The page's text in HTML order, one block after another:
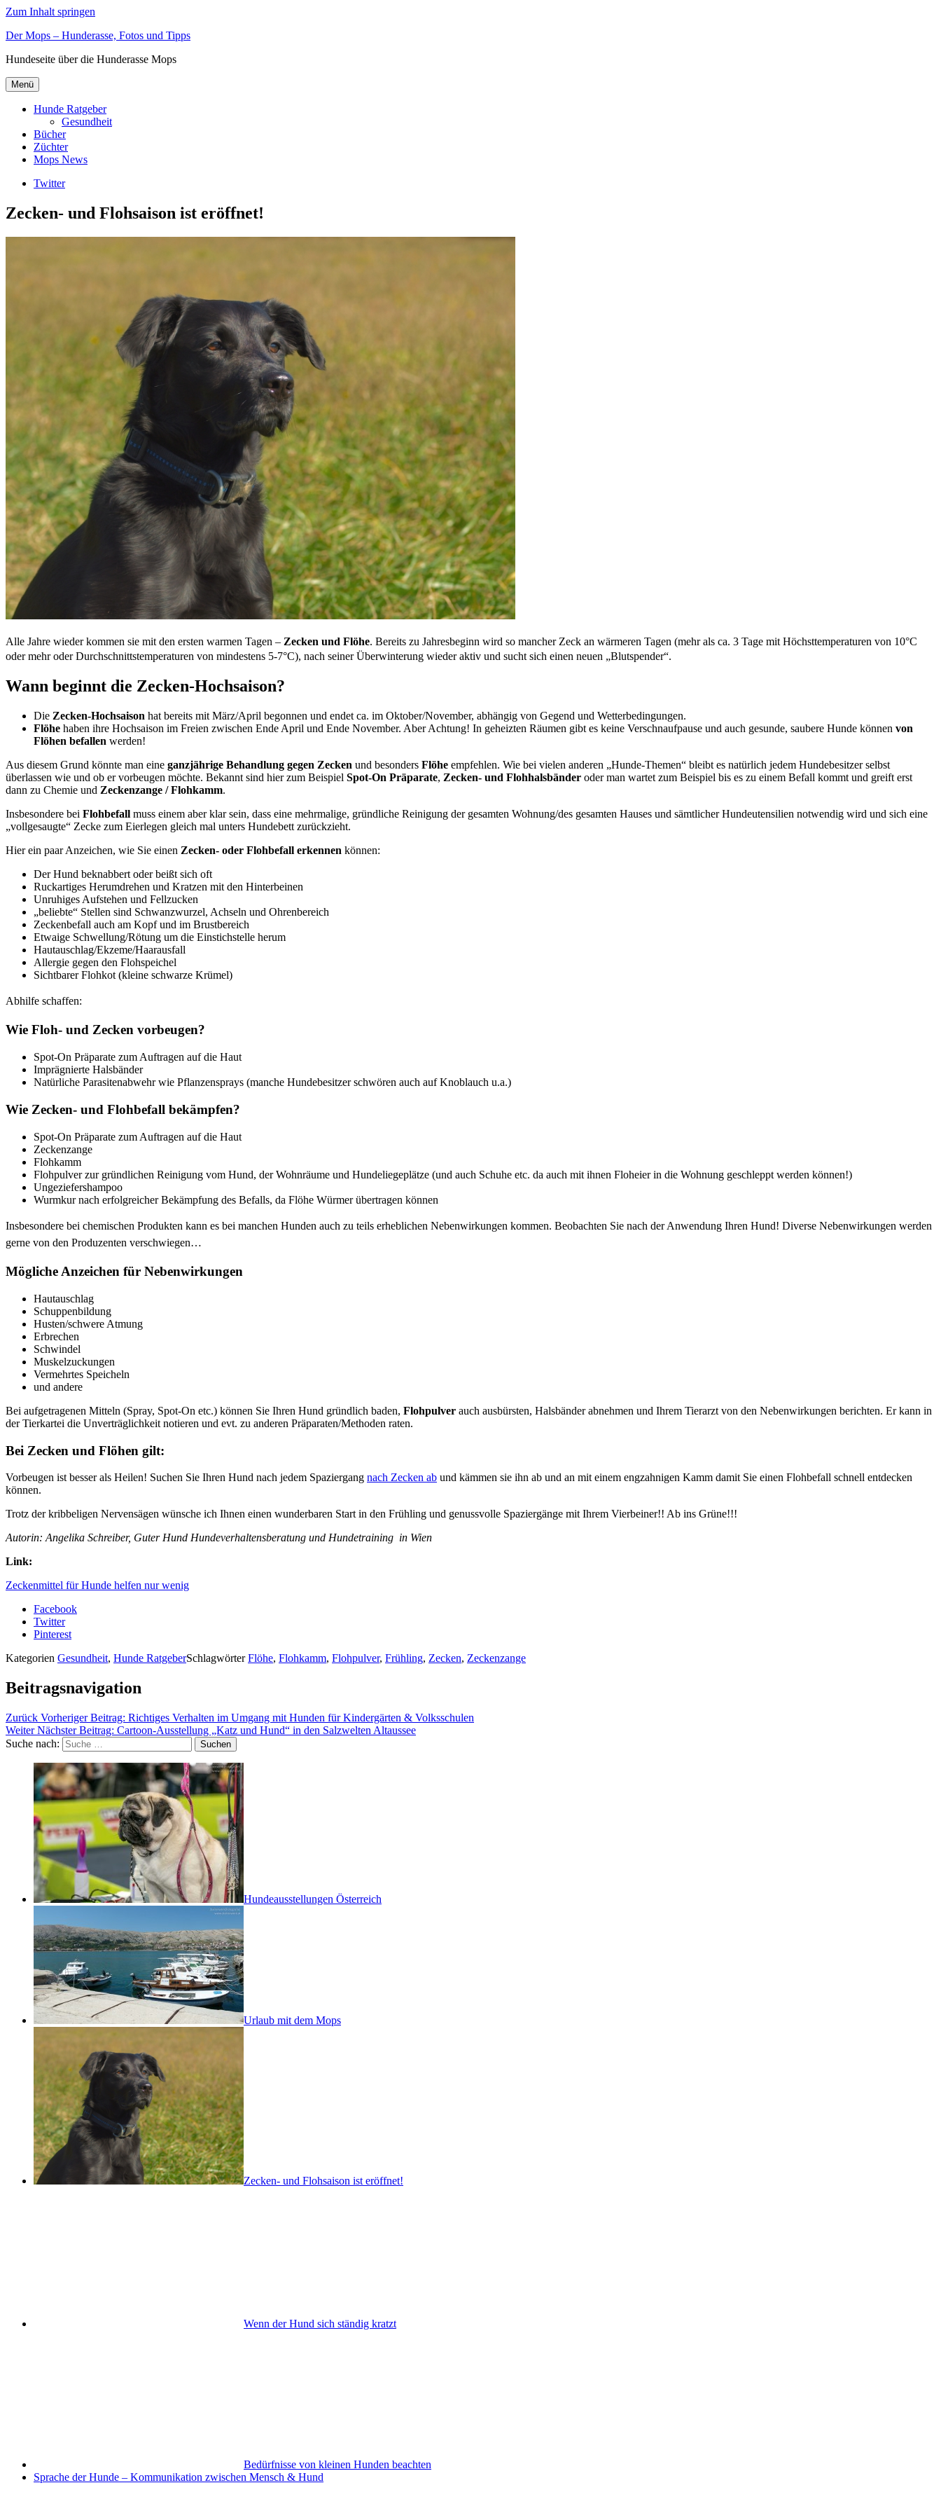
Zum Inhalt springen
Der Mops – Hunderasse, Fotos und Tipps
Hundeseite über die Hunderasse Mops
Menü
Hunde Ratgeber
Gesundheit
Bücher
Züchter
Mops News
Twitter
Zecken- und Flohsaison ist eröffnet!
Alle Jahre wieder kommen sie mit den ersten warmen Tagen – Zecken und Flöhe. Bereits zu Jahresbeginn wird so mancher Zeck an wärmeren Tagen (mehr als ca. 3 Tage mit Höchsttemperaturen von 10°C
oder mehr oder Durchschnittstemperaturen von mindestens 5-7°C), nach seiner Überwinterung wieder aktiv und sucht sich einen neuen „Blutspender“.
Wann beginnt die Zecken-Hochsaison?
Die Zecken-Hochsaison hat bereits mit März/April begonnen und endet ca. im Oktober/November, abhängig von Gegend und Wetterbedingungen.
Flöhe haben ihre Hochsaison im Freien zwischen Ende April und Ende November. Aber Achtung! In geheizten Räumen gibt es keine Verschnaufpause und auch gesunde, saubere Hunde können von
Flöhen befallen werden!
Aus diesem Grund könnte man eine ganzjährige Behandlung gegen Zecken und besonders Flöhe empfehlen. Wie bei vielen anderen „Hunde-Themen“ bleibt es natürlich jedem Hundebesitzer selbst
überlassen wie und ob er vorbeugen möchte. Bekannt sind hier zum Beispiel Spot-On Präparate, Zecken- und Flohhalsbänder oder man wartet zum Beispiel bis es zu einem Befall kommt und greift erst
dann zu Chemie und Zeckenzange / Flohkamm.
Insbesondere bei Flohbefall muss einem aber klar sein, dass eine mehrmalige, gründliche Reinigung der gesamten Wohnung/des gesamten Hauses und sämtlicher Hundeutensilien notwendig wird und sich eine
„vollgesaugte“ Zecke zum Eierlegen gleich mal unters Hundebett zurückzieht.
Hier ein paar Anzeichen, wie Sie einen Zecken- oder Flohbefall erkennen können:
Der Hund beknabbert oder beißt sich oft
Ruckartiges Herumdrehen und Kratzen mit den Hinterbeinen
Unruhiges Aufstehen und Fellzucken
„beliebte“ Stellen sind Schwanzwurzel, Achseln und Ohrenbereich
Zeckenbefall auch am Kopf und im Brustbereich
Etwaige Schwellung/Rötung um die Einstichstelle herum
Hautauschlag/Ekzeme/Haarausfall
Allergie gegen den Flohspeichel
Sichtbarer Flohkot (kleine schwarze Krümel)
Abhilfe schaffen:
Wie Floh- und Zecken vorbeugen?
Spot-On Präparate zum Auftragen auf die Haut
Imprägnierte Halsbänder
Natürliche Parasitenabwehr wie Pflanzensprays (manche Hundebesitzer schwören auch auf Knoblauch u.a.)
Wie Zecken- und Flohbefall bekämpfen?
Spot-On Präparate zum Auftragen auf die Haut
Zeckenzange
Flohkamm
Flohpulver zur gründlichen Reinigung vom Hund, der Wohnräume und Hundeliegeplätze (und auch Schuhe etc. da auch mit ihnen Floheier in die Wohnung geschleppt werden können!)
Ungeziefershampoo
Wurmkur nach erfolgreicher Bekämpfung des Befalls, da Flöhe Würmer übertragen können
Insbesondere bei chemischen Produkten kann es bei manchen Hunden auch zu teils erheblichen Nebenwirkungen kommen. Beobachten Sie nach der Anwendung Ihren Hund! Diverse Nebenwirkungen werden
gerne von den Produzenten verschwiegen…
Mögliche Anzeichen für Nebenwirkungen
Hautauschlag
Schuppenbildung
Husten/schwere Atmung
Erbrechen
Schwindel
Muskelzuckungen
Vermehrtes Speicheln
und andere
Bei aufgetragenen Mitteln (Spray, Spot-On etc.) können Sie Ihren Hund gründlich baden, Flohpulver auch ausbürsten, Halsbänder abnehmen und Ihrem Tierarzt von den Nebenwirkungen berichten. Er kann in
der Tierkartei die Unverträglichkeit notieren und evt. zu anderen Präparaten/Methoden raten.
Bei Zecken und Flöhen gilt:
Vorbeugen ist besser als Heilen! Suchen Sie Ihren Hund nach jedem Spaziergang nach Zecken ab und kämmen sie ihn ab und an mit einem engzahnigen Kamm damit Sie einen Flohbefall schnell entdecken
können.
Trotz der kribbeligen Nervensägen wünsche ich Ihnen einen wunderbaren Start in den Frühling und genussvolle Spaziergänge mit Ihrem Vierbeiner!! Ab ins Grüne!!!
Autorin: Angelika Schreiber, Guter Hund Hundeverhaltensberatung und Hundetraining in Wien
Link:
Zeckenmittel für Hunde helfen nur wenig
Facebook
Twitter
Pinterest
Kategorien Gesundheit, Hunde RatgeberSchlagwörterFlöhe, Flohkamm, Flohpulver, Frühling, Zecken, Zeckenzange
Beitragsnavigation
Zurück Vorheriger Beitrag: Richtiges Verhalten im Umgang mit Hunden für Kindergärten & Volksschulen
Weiter Nächster Beitrag: Cartoon-Ausstellung „Katz und Hund“ in den Salzwelten Altaussee
Suche nach:
Suchen
Hundeausstellungen Österreich
Urlaub mit dem Mops
Zecken- und Flohsaison ist eröffnet!
Wenn der Hund sich ständig kratzt
Bedürfnisse von kleinen Hunden beachten
Sprache der Hunde – Kommunikation zwischen Mensch & Hund